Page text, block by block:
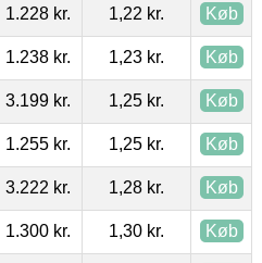
1.228 kr. 1,22 kr. Køb
1.238 kr. 1,23 kr. Køb
3.199 kr. 1,25 kr. Køb
1.255 kr. 1,25 kr. Køb
3.222 kr. 1,28 kr. Køb
1.300 kr. 1,30 kr. Køb